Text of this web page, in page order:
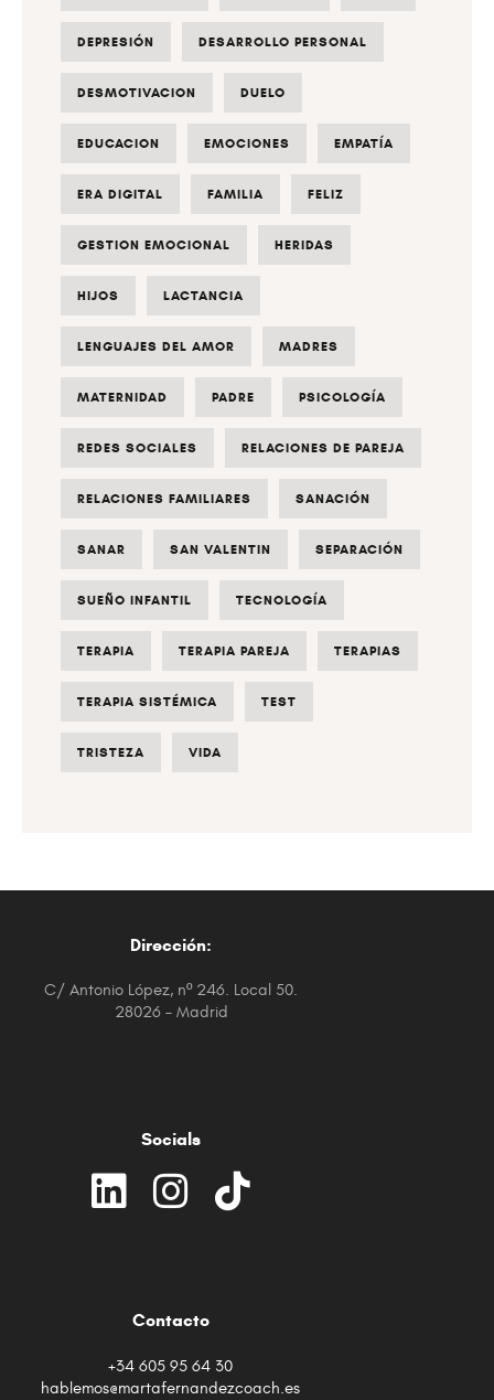
DEPRESIÓN DESARROLLO PERSONAL
DESMOTIVACION DUELO
EDUCACION EMOCIONES EMPATÍA
ERA DIGITAL FAMILIA FELIZ
GESTION EMOCIONAL HERIDAS
HIJOS LACTANCIA
LENGUAJES DEL AMOR MADRES
MATERNIDAD PADRE PSICOLOGÍA
REDES SOCIALES RELACIONES DE PAREJA
RELACIONES FAMILIARES SANACIÓN
SANAR SAN VALENTIN SEPARACIÓN
SUEÑO INFANTIL TECNOLOGÍA
TERAPIA TERAPIA PAREJA TERAPIAS
TERAPIA SISTÉMICA TEST
TRISTEZA VIDA
Dirección:
C/ Antonio López, nº 246. Local 50.
28026 – Madrid
Socials
Contacto
+34 605 95 64 30
hablemos@martafernandezcoach.es